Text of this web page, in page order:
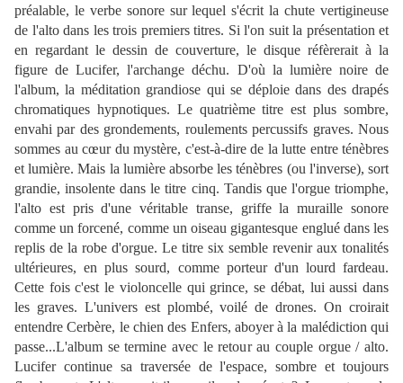
préalable, le verbe sonore sur lequel s'écrit la chute vertigineuse
de l'alto dans les trois premiers titres. Si l'on suit la présentation et
en regardant le dessin de couverture, le disque réfèrerait à la
figure de Lucifer, l'archange déchu. D'où la lumière noire de
l'album, la méditation grandiose qui se déploie dans des drapés
chromatiques hypnotiques. Le quatrième titre est plus sombre,
envahi par des grondements, roulements percussifs graves. Nous
sommes au cœur du mystère, c'est-à-dire de la lutte entre ténèbres
et lumière. Mais la lumière absorbe les ténèbres (ou l'inverse), sort
grandie, insolente dans le titre cinq. Tandis que l'orgue triomphe,
l'alto est pris d'une véritable transe, griffe la muraille sonore
comme un forcené, comme un oiseau gigantesque englué dans les
replis de la robe d'orgue. Le titre six semble revenir aux tonalités
ultérieures, en plus sourd, comme porteur d'un lourd fardeau.
Cette fois c'est le violoncelle qui grince, se débat, lui aussi dans
les graves. L'univers est plombé, voilé de drones. On croirait
entendre Cerbère, le chien des Enfers, aboyer à la malédiction qui
passe...L'album se termine avec le retour au couple orgue / alto.
Lucifer continue sa traversée de l'espace, sombre et toujours